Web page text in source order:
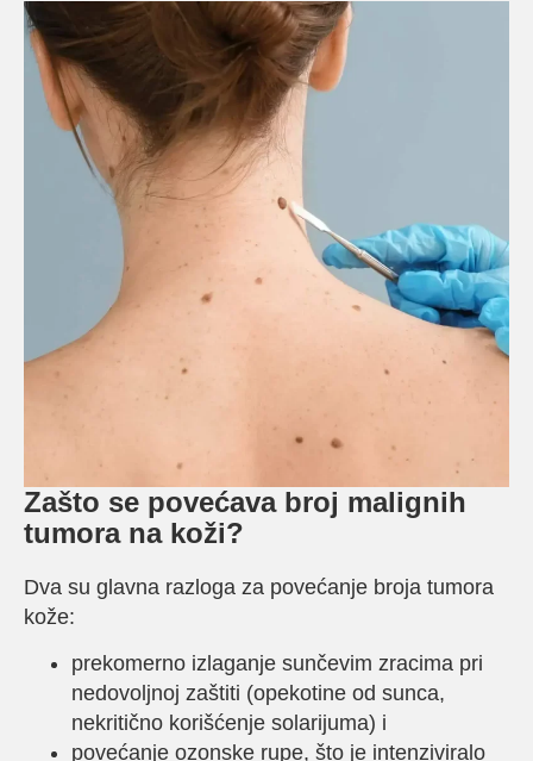
Zašto se povećava broj malignih
tumora na koži?
Dva su glavna razloga za povećanje broja tumora
kože:
prekomerno izlaganje sunčevim zracima pri
nedovoljnoj zaštiti (opekotine od sunca,
nekritično korišćenje solarijuma) i
povećanje ozonske rupe, što je intenziviralo